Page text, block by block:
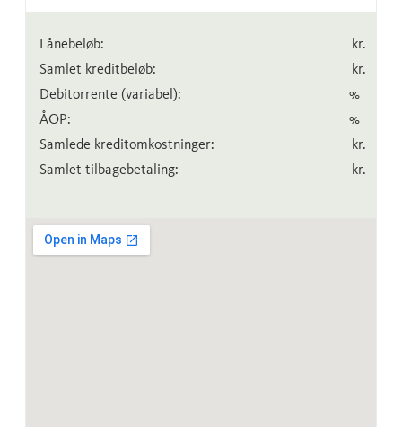
Lånebeløb:
kr.
Samlet kreditbeløb:
kr.
Debitorrente (variabel):
%
ÅOP:
%
Samlede kreditomkostninger:
kr.
Samlet tilbagebetaling:
kr.